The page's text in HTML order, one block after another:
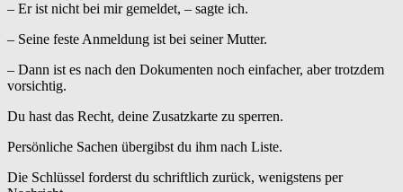
– Er ist nicht bei mir gemeldet, – sagte ich.
– Seine feste Anmeldung ist bei seiner Mutter.
– Dann ist es nach den Dokumenten noch einfacher, aber trotzdem
vorsichtig.
Du hast das Recht, deine Zusatzkarte zu sperren.
Persönliche Sachen übergibst du ihm nach Liste.
Die Schlüssel forderst du schriftlich zurück, wenigstens per